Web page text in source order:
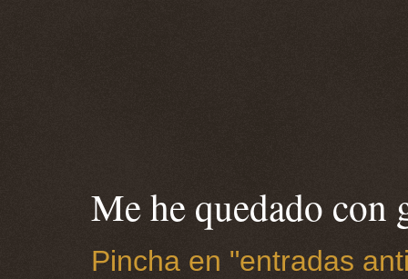
Me he quedado con
Pincha en "entradas